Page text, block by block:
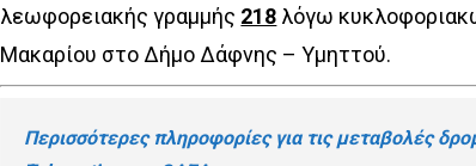
λεωφορειακής γραμμής 218 λόγω
Μακαρίου στο Δήμο Δάφνης – Υμηττού.
Περισσότερες πληροφορίες για τις μεταβολές